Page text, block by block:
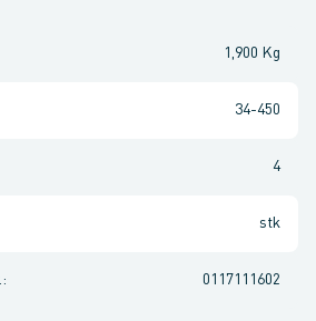
1,900 Kg
34-450
4
stk
: 0117111602